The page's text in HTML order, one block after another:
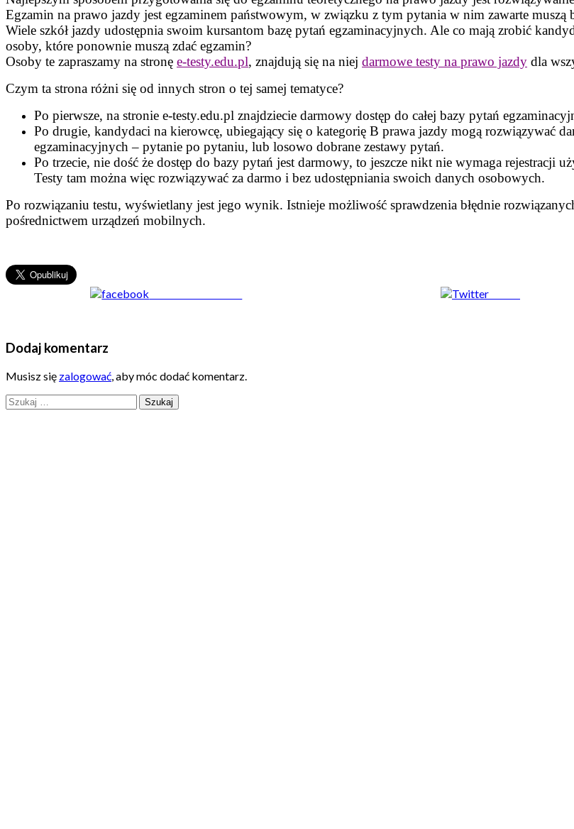
Egzamin na prawo jazdy jest egzaminem państwowym, w związku z tym pytania w nim zawarte muszą
Wiele szkół jazdy udostępnia swoim kursantom bazę pytań egzaminacyjnych. Ale co mają zrobić
osoby, które ponownie muszą zdać egzamin?
Osoby te zapraszamy na stronę e-testy.edu.pl, znajdują się na niej darmowe testy na prawo jazdy dla
Czym ta strona różni się od innych stron o tej samej tematyce?
Po pierwsze, na stronie e-testy.edu.pl znajdziecie darmowy dostęp do całej bazy pytań
Po drugie, kandydaci na kierowcę, ubiegający się o kategorię B prawa jazdy mogą rozwiązywać
egzaminacyjnych – pytanie po pytaniu, lub losowo dobrane zestawy pytań.
Po trzecie, nie dość że dostęp do bazy pytań jest darmowy, to jeszcze nikt nie wymaga rejestracji
Testy tam można więc rozwiązywać za darmo i bez udostępniania swoich danych osobowych.
Po rozwiązaniu testu, wyświetlany jest jego wynik. Istnieje możliwość sprawdzenia błędnie
pośrednictwem urządzeń mobilnych.
Dodaj komentarz
Musisz się zalogować, aby móc dodać komentarz.
Szukaj: